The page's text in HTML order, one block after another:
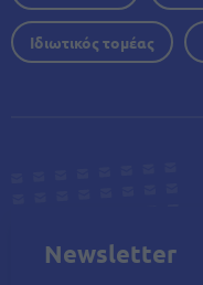
Ιδιωτικός τομέας
Newsletter